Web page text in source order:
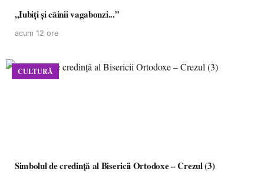
,,Iubiți și câinii vagabonzi...”
acum 12 ore
CULTURĂ
Simbolul de credinţă al Bisericii Ortodoxe – Crezul (3)